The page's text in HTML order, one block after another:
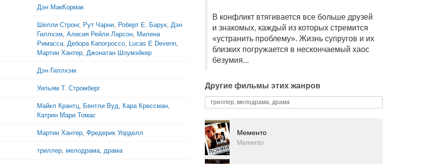
Дэн МакКормак
Шелли Стронг, Рут Чарни, Роберт Е. Барук, Дэн
Гиллхэм, Алисия Рейли Ларсон, Милена
Римасса, Дебора Капогроссо, Lucas E Devenn,
Мартин Хантер, Джонатан Шоумэйкер
Дэн Гиллхэм
Уильям Т. Стромберг
Майкл Крантц, Бентли Вуд, Кара Крессман,
Катрин Мари Томас
Мартин Хантер, Фредерик Уорделл
триллер, мелодрама, драма
В конфликт втягивается все больше друзей
и знакомых, каждый из которых стремится
«устранить проблему». Жизнь супругов и их
близких погружается в нескончаемый хаос
безумия...
Другие фильмы этих жанров
триллер, мелодрама, драма
Мементо
Memento